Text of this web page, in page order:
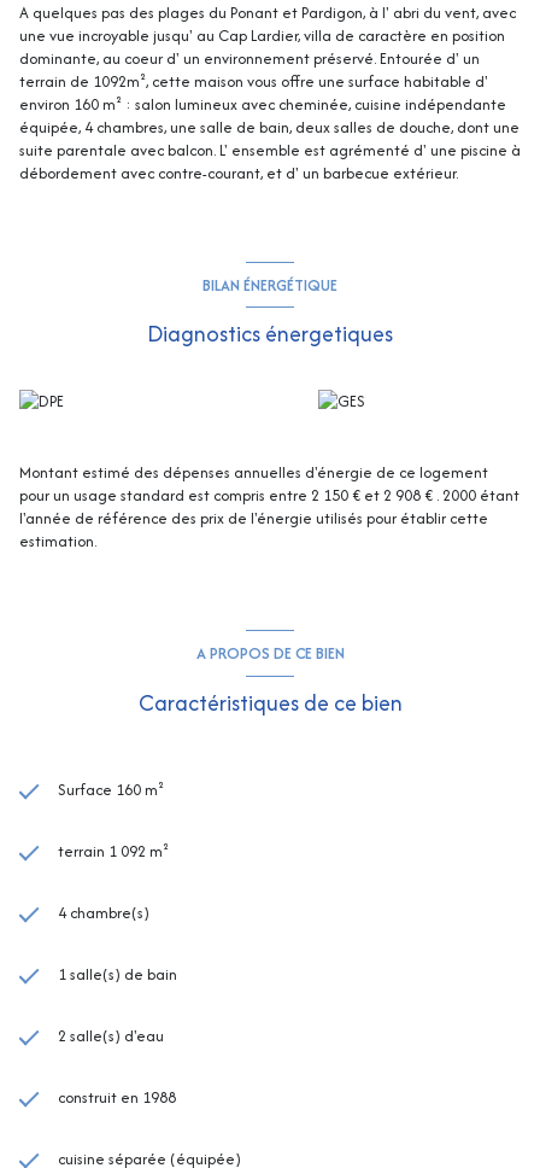
A quelques pas des plages du Ponant et Pardigon, à l' abri du vent, avec
une vue incroyable jusqu' au Cap Lardier, villa de caractère en position
dominante, au coeur d' un environnement préservé. Entourée d' un
terrain de 1092m², cette maison vous offre une surface habitable d'
environ 160 m² : salon lumineux avec cheminée, cuisine indépendante
équipée, 4 chambres, une salle de bain, deux salles de douche, dont une
suite parentale avec balcon. L' ensemble est agrémenté d' une piscine à
débordement avec contre-courant, et d' un barbecue extérieur.
BILAN ÉNERGÉTIQUE
Diagnostics énergetiques
Montant estimé des dépenses annuelles d'énergie de ce logement
pour un usage standard est compris entre 2 150 € et 2 908 € . 2000 étant
l'année de référence des prix de l'énergie utilisés pour établir cette
estimation.
A PROPOS DE CE BIEN
Caractéristiques de ce bien
Surface 160 m²
terrain 1 092 m²
4 chambre(s)
1 salle(s) de bain
2 salle(s) d'eau
construit en 1988
cuisine séparée (équipée)